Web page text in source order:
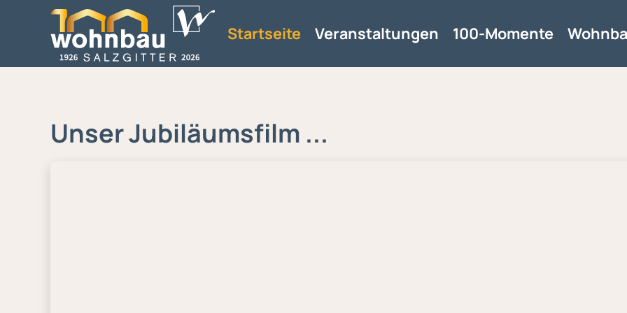
Startseite Veranstaltungen 100-Momente
Unser Jubiläumsfilm ...